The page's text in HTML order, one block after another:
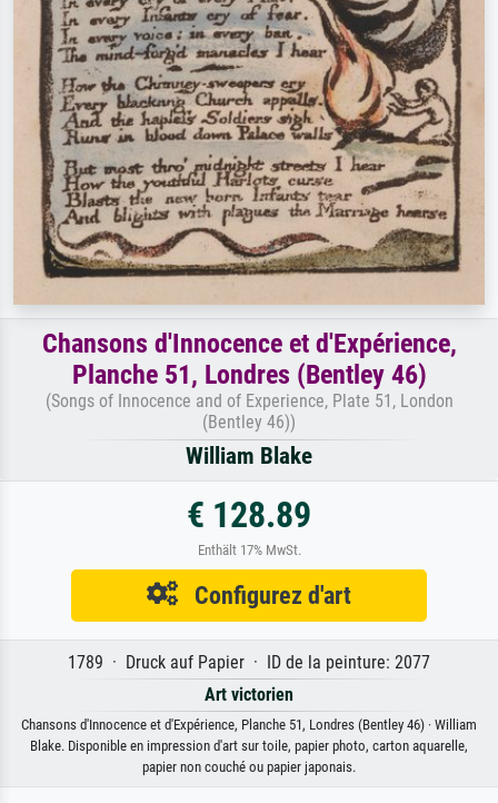
Chansons d'Innocence et d'Expérience,
Planche 51, Londres (Bentley 46)
(Songs of Innocence and of Experience, Plate 51, London
(Bentley 46))
William Blake
€ 128.89
Enthält 17% MwSt.
Configurez d'art
1789 · Druck auf Papier · ID de la peinture: 2077
Art victorien
Chansons d'Innocence et d'Expérience, Planche 51, Londres (Bentley 46) · William
Blake. Disponible en impression d'art sur toile, papier photo, carton aquarelle,
papier non couché ou papier japonais.